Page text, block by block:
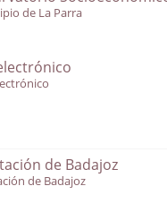
de La Parra
de Badajoz
de Badajoz